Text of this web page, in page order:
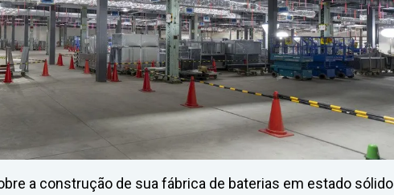
a construção de sua fábrica de baterias em estado sólido